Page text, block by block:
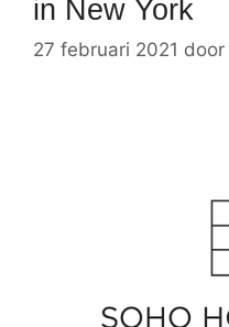
in New York
27 februari 2021 door